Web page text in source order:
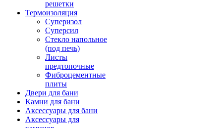
решетки
Термоизоляция
Суперизол
Суперсил
Стекло напольное
(под печь)
Листы
предтопочные
Фиброцементные
плиты
Двери для бани
Камни для бани
Аксессуары для бани
Аксессуары для